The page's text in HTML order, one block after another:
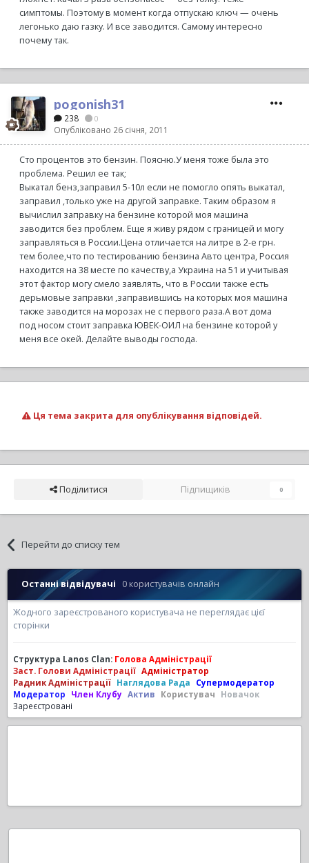
симптомы. Поэтому в момент когда отпускаю ключ — очень
легонько даю газку. И все заводится. Самому интересно
почему так.
pogonish31
238 0
Опубліковано 26 січня, 2011
Сто процентов это бензин. Поясню.У меня тоже была это
проблема. Решил ее так;
Выкатал бенз,заправил 5-10л если не помогло опять выкатал,
заправил ,только уже на другой заправке. Таким образом я
вычислил заправку на бензине которой моя машина
заводится без проблем. Еще я живу рядом с границей и могу
заправляться в России.Цена отличается на литре в 2-е грн.
тем более,что по тестированию бензина Авто центра, Россия
находится на 38 месте по качеству,а Украина на 51 и учитывая
этот фактор могу смело заявлять, что в России также есть
дерьмовые заправки ,заправившись на которых моя машина
также заводится на морозах не с первого раза.А вот дома
под носом стоит заправка ЮВЕК-ОИЛ на бензине которой у
меня все окей. Делайте выводы господа.
Ця тема закрита для опублікування відповідей.
Поділитися Підпищиків 0
Перейти до списку тем
Останні відвідувачі 0 користувачів онлайн
Жодного зареєстрованого користувача не переглядає цієї
сторінки
Структура Lanos Clan: Голова Адміністрації
Заст. Голови Адміністрації Адміністратор
Радник Адміністрації Наглядова Рада
Супермодератор
Модератор
Член Клубу Актив Користувач
Новачок
Зареєстровані